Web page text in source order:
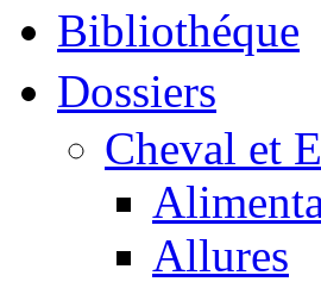
Bibliothéque
Dossiers
Cheval et
Allures